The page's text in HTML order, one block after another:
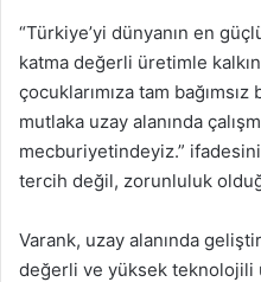
“Türkiye’yi dünyanın en
katma değerli üretimle
çocuklarımıza tam
mutlaka uzay alanında
mecburiyetindeyiz.”
tercih değil, zorunluluk
Varank, uzay alanında
değerli ve yüksek teknolojili